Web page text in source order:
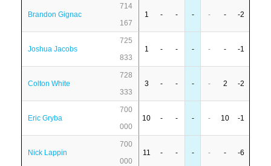
Brandon Gignac
714
167
1 - - - - - -2
Joshua Jacobs
725
833
1 - - - - - -1
Colton White
728
333
3 - - - - 2 -2
Eric Gryba
700
000
10 - - - - 10 -1
Nick Lappin
700
000
11 - - - - - -6